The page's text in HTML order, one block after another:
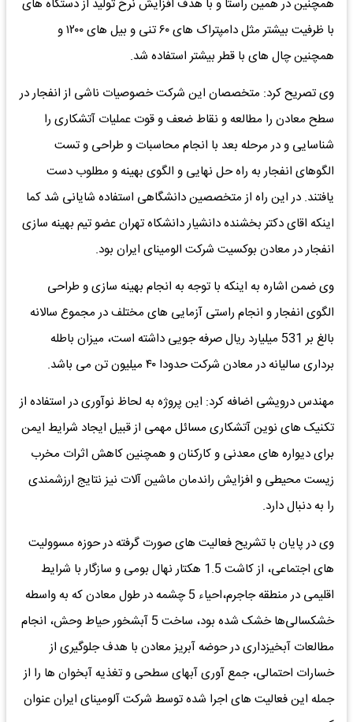
همچنین در همین راستا و‌ با هدف افزایش نرخ تولید از دستگاه های
با ظرفیت بیشتر مثل دامپتراک های ۶۰ تنی و بیل های ۱۲۰۰ و
همچنین چال های با قطر بیشتر استفاده شد.
وی تصریح کرد: متخصصان این شرکت خصوصیات ناشی از انفجار در
سطح معادن را مطالعه و نقاط ضعف و قوت عملیات آتشکاری را
شناسایی و در مرحله بعد با انجام محاسبات و طراحی و تست
الگوهای انفجار به راه حل نهایی و الگوی بهینه‌ و مطلوب دست
یافتند. در این راه از متخصصین دانشگاهی استفاده شایانی شد کما
اینکه اقای دکتر بخشنده دانشیار دانشکاه تهران عضو تیم بهینه سازی
انفجار در معادن بوکسیت شرکت الومینای ایران بود.
وی ضمن اشاره به اینکه با توجه به انجام بهینه سازی و طراحی
الگوی انفجار و انجام راستی آزمایی های مختلف در مجموع سالانه
بالغ بر 531 میلیارد ریال صرفه جویی داشته است، میزان باطله
برداری سالیانه در معادن شرکت حدودا ۴۰ میلیون تن می باشد.
مهندس درویشی اضافه کرد: این پروژه به لحاظ نوآوری در استفاده از
تکنیک های نوین آتشکاری مسائل مهمی از قبیل ایجاد شرایط ایمن
برای دیواره های معدنی و کارکنان و همچنین کاهش اثرات مخرب
زیست محیطی و افزایش راندمان ماشین آلات نیز نتایج ارزشمندی
را به دنبال دارد.
وی در پایان با تشریح فعالیت های صورت گرفته در حوزه مسوولیت
های اجتماعی، از کاشت 1.5 هکتار نهال بومی و سازگار با شرایط
اقلیمی در منطقه جاجرم،احیاء 5 چشمه در طول معادن که به واسطه
خشکسالی‌ها خشک شده بود، ساخت 5 آبشخور حیاط وحش، انجام
مطالعات آبخیزداری در حوضه آبریز معادن با هدف جلوگیری از
خسارات احتمالی، جمع آوری آبهای سطحی و تغذیه آبخوان ها را از
جمله این فعالیت های اجرا شده توسط شرکت آلومینای ایران عنوان